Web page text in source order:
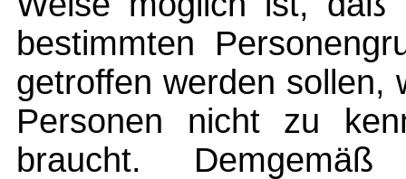
bestimmten
getroffen werden sollen,
Personen nicht zu
braucht.